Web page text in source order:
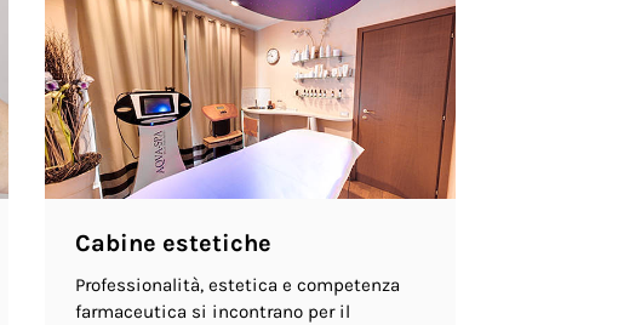
Cabine estetiche
Professionalità, estetica e competenza
farmaceutica si incontrano per il